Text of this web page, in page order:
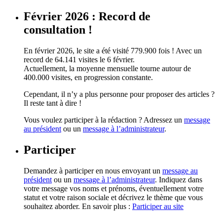
Février 2026 : Record de
consultation !
En février 2026, le site a été visité 779.900 fois ! Avec un
record de 64.141 visites le 6 février.
Actuellement, la moyenne mensuelle tourne autour de
400.000 visites, en progression constante.
Cependant, il n’y a plus personne pour proposer des articles ?
Il reste tant à dire !
Vous voulez participer à la rédaction ? Adressez un message
au président ou un message à l’administrateur.
Participer
Demandez à participer en nous envoyant un message au
président ou un message à l’administrateur. Indiquez dans
votre message vos noms et prénoms, éventuellement votre
statut et votre raison sociale et décrivez le thème que vous
souhaitez aborder. En savoir plus : Participer au site